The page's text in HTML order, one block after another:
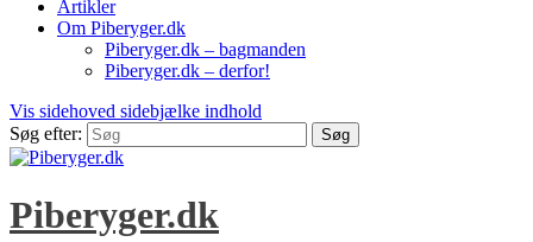
Artikler
Om Piberyger.dk
Piberyger.dk – bagmanden
Piberyger.dk – derfor!
Vis sidehoved sidebjælke indhold
Søg efter:
Piberyger.dk